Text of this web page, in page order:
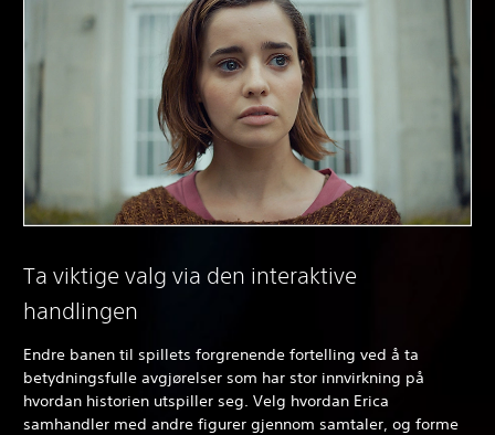
Ta viktige valg via den interaktive
handlingen
Endre banen til spillets forgrenende fortelling ved å ta
betydningsfulle avgjørelser som har stor innvirkning på
hvordan historien utspiller seg. Velg hvordan Erica
samhandler med andre figurer gjennom samtaler, og forme